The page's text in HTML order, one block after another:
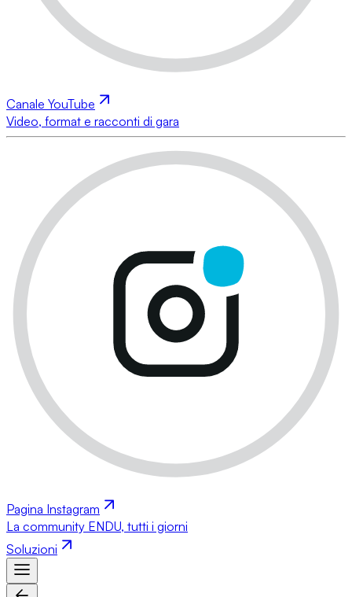
Canale YouTube
Video, format e racconti di gara
Pagina Instagram
La community ENDU, tutti i giorni
Soluzioni